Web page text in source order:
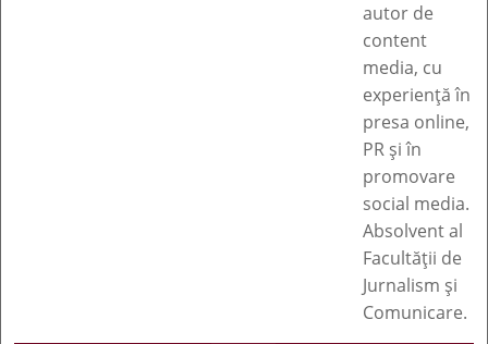
autor de
content
media, cu
experiență în
presa online,
PR și în
promovare
social media.
Absolvent al
Facultății de
Jurnalism și
Comunicare.